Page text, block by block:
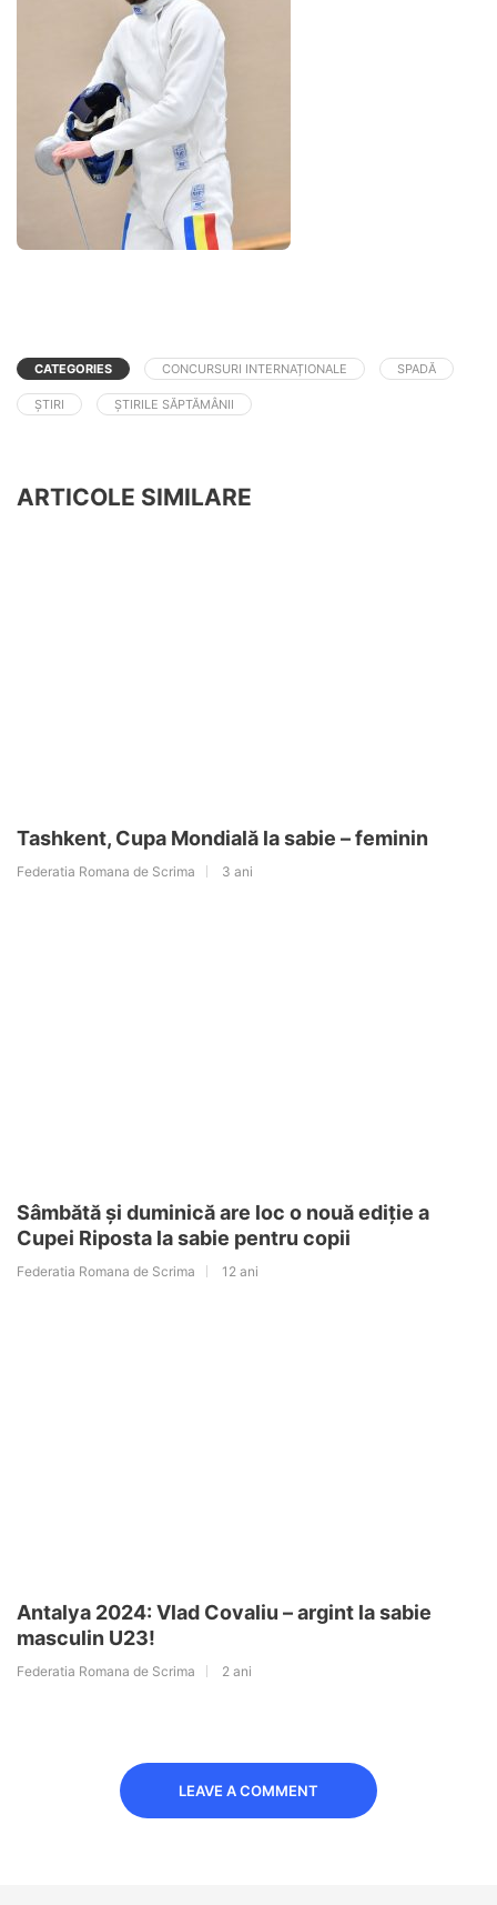
CATEGORIES CONCURSURI INTERNAȚIONALE SPADĂ
ȘTIRI ȘTIRILE SĂPTĂMÂNII
ARTICOLE SIMILARE
Tashkent, Cupa Mondială la sabie – feminin
Federatia Romana de Scrima 3 ani
Sâmbătă și duminică are loc o nouă ediție a
Cupei Riposta la sabie pentru copii
Federatia Romana de Scrima 12 ani
Antalya 2024: Vlad Covaliu – argint la sabie
masculin U23!
Federatia Romana de Scrima 2 ani
LEAVE A COMMENT